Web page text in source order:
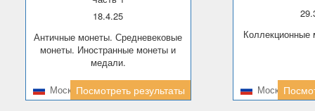
18.4.25
Античные монеты. Средневековые
монеты. Иностранные монеты и
медали.
МоскваПосмотреть результаты Москва